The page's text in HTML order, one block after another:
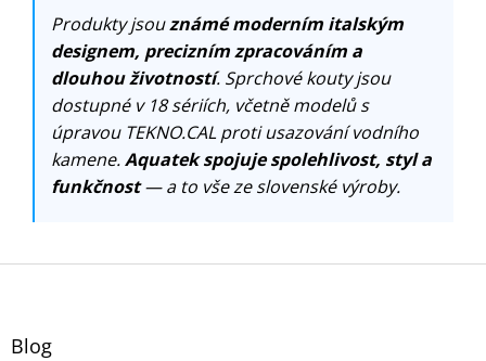
Produkty jsouznámé moderním italským
designem, precizním zpracováním a
dlouhou životností. Sprchové kouty jsou
dostupné v 18 sériích, včetně modelů s
úpravou TEKNO.CAL proti usazování vodního
kamene.Aquatek spojuje spolehlivost, styl a
funkčnost— a to vše ze slovenské výroby.
Z
Blog